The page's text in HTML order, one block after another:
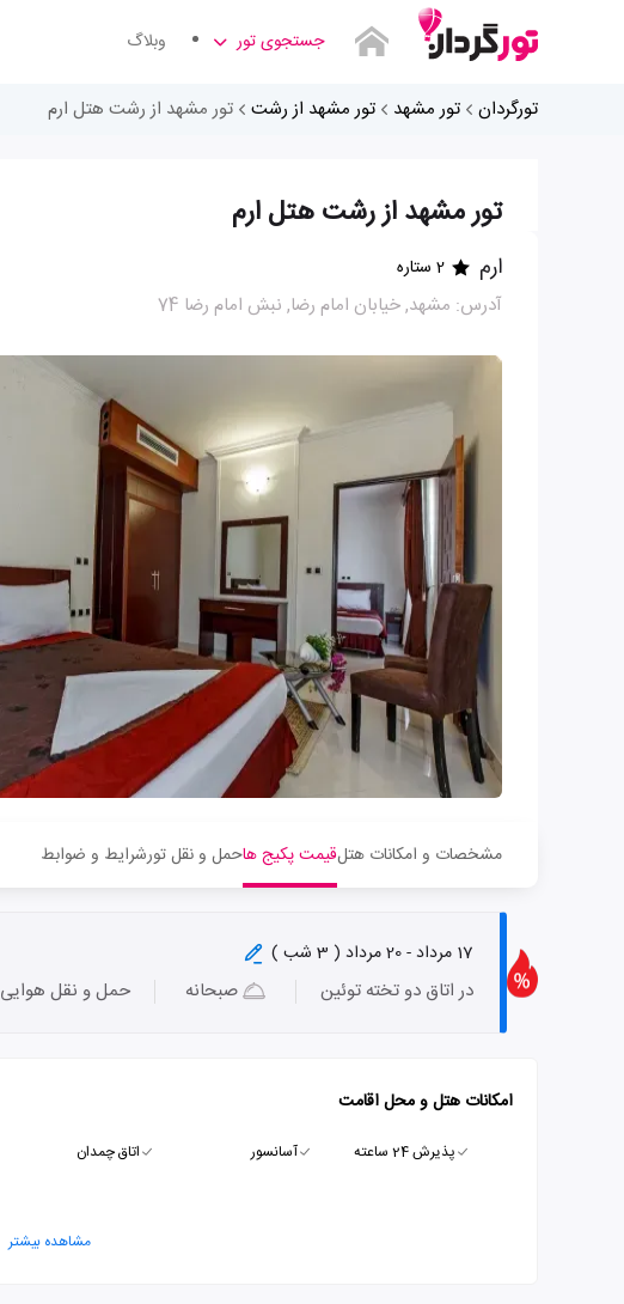
جستجوی تور وبلاگ
تورگردان تور مشهد تور مشهد از رشت تور مشهد از رشت هتل ارم
تور مشهد از رشت هتل ارم
ارم 2 ستاره
آدرس: مشهد, خیابان امام رضا, نبش امام رضا 74
مشخصات و امکانات هتلقیمت پکیج هاحمل و نقل تورشرایط و ضوابط
17 مرداد - 20 مرداد ( 3 شب )
در اتاق دو تخته توئین صبحانه حمل و نقل هوایی
امکانات هتل و محل اقامت
پذیرش 24 ساعته آسانسور اتاق چمدان
مشاهده بیشتر